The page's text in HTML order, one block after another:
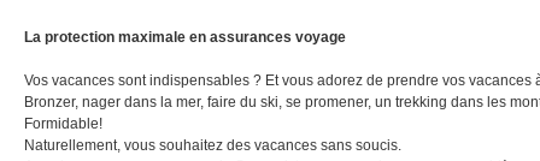
La protection maximale en assurances voyage
Vos vacances sont indispensables ? Et vous adorez de prendre vos vacances
Bronzer, nager dans la mer, faire du ski, se promener, un trekking dans les
Formidable!
Naturellement, vous souhaitez des vacances sans soucis.